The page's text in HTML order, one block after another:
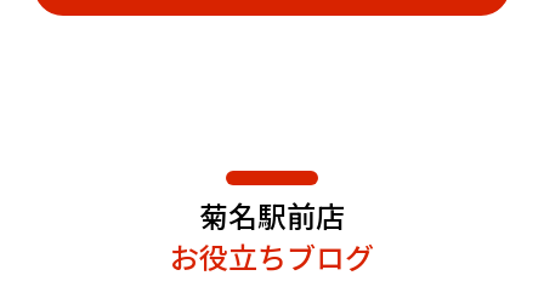
菊名駅前店
お役立ちブログ